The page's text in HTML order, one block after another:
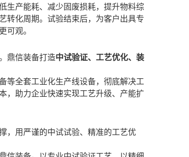
生产能耗、减少固废损耗，提升物料综
转化周期。试验结束后，为客户出具专
观。
鼎信装备打造中试验证、工艺优化、装
等全套工业化生产线设备，彻底解决工
，助力企业快速实现工艺升级、产能扩
，用严谨的中试试验、精准的工艺优